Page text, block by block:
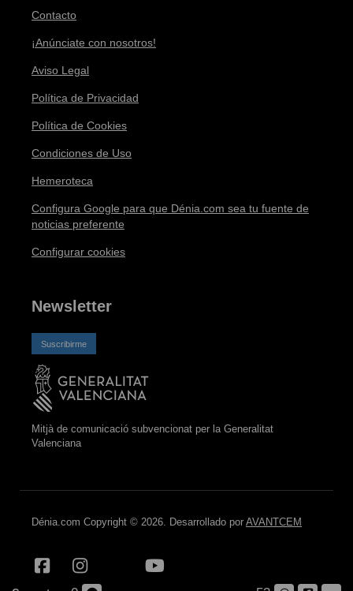
Contacto
¡Anúnciate con nosotros!
Aviso Legal
Política de Privacidad
Política de Cookies
Condiciones de Uso
Hemeroteca
Configura Google para que Dénia.com sea tu fuente de
noticias preferente
Configurar cookies
Newsletter
Suscribirme
Mitjà de comunicació subvencionat per la Generalitat
Valenciana
Dénia.com Copyright © 2026. Desarrollado por AVANTCEM